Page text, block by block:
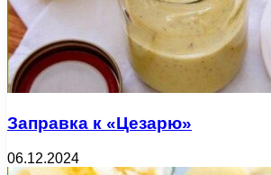
Заправка к «Цезарю»
06.12.2024